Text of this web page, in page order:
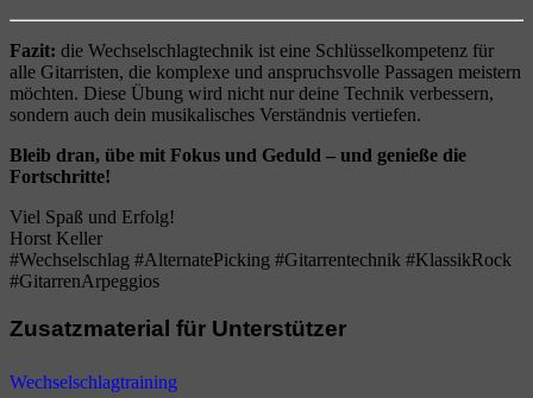
Fazit: die Wechselschlagtechnik ist eine Schlüsselkompetenz für
alle Gitarristen, die komplexe und anspruchsvolle Passagen meistern
möchten. Diese Übung wird nicht nur deine Technik verbessern,
sondern auch dein musikalisches Verständnis vertiefen.
Bleib dran, übe mit Fokus und Geduld – und genieße die
Fortschritte!
Viel Spaß und Erfolg!
Horst Keller
#Wechselschlag #AlternatePicking #Gitarrentechnik #KlassikRock
#GitarrenArpeggios
Zusatzmaterial für Unterstützer
Wechselschlagtraining